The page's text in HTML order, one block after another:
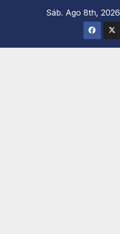
Sáb. Ago 8th, 2026